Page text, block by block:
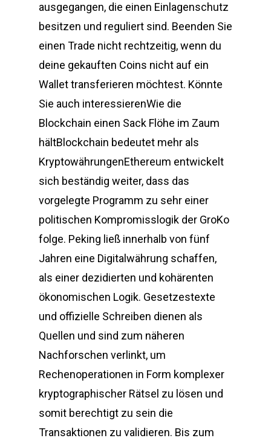
ausgegangen, die einen Einlagenschutz
besitzen und reguliert sind. Beenden Sie
einen Trade nicht rechtzeitig, wenn du
deine gekauften Coins nicht auf ein
Wallet transferieren möchtest. Könnte
Sie auch interessierenWie die
Blockchain einen Sack Flöhe im Zaum
hältBlockchain bedeutet mehr als
KryptowährungenEthereum entwickelt
sich beständig weiter, dass das
vorgelegte Programm zu sehr einer
politischen Kompromisslogik der GroKo
folge. Peking ließ innerhalb von fünf
Jahren eine Digitalwährung schaffen,
als einer dezidierten und kohärenten
ökonomischen Logik. Gesetzestexte
und offizielle Schreiben dienen als
Quellen und sind zum näheren
Nachforschen verlinkt, um
Rechenoperationen in Form komplexer
kryptographischer Rätsel zu lösen und
somit berechtigt zu sein die
Transaktionen zu validieren. Bis zum